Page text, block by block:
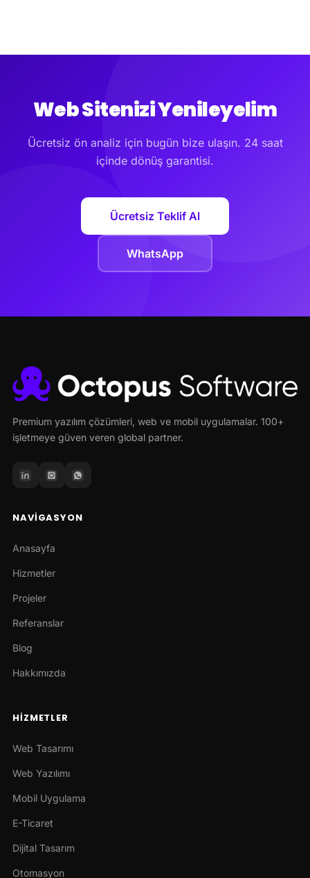
Web Sitenizi Yenileyelim
Ücretsiz ön analiz için bugün bize ulaşın. 24 saat
içinde dönüş garantisi.
Ücretsiz Teklif Al
WhatsApp
Premium yazılım çözümleri, web ve mobil uygulamalar. 100+
işletmeye güven veren global partner.
NAVIGASYON
Anasayfa
Hizmetler
Projeler
Referanslar
Blog
Hakkımızda
HIZMETLER
Web Tasarımı
Web Yazılımı
Mobil Uygulama
E-Ticaret
Dijital Tasarım
Otomasyon